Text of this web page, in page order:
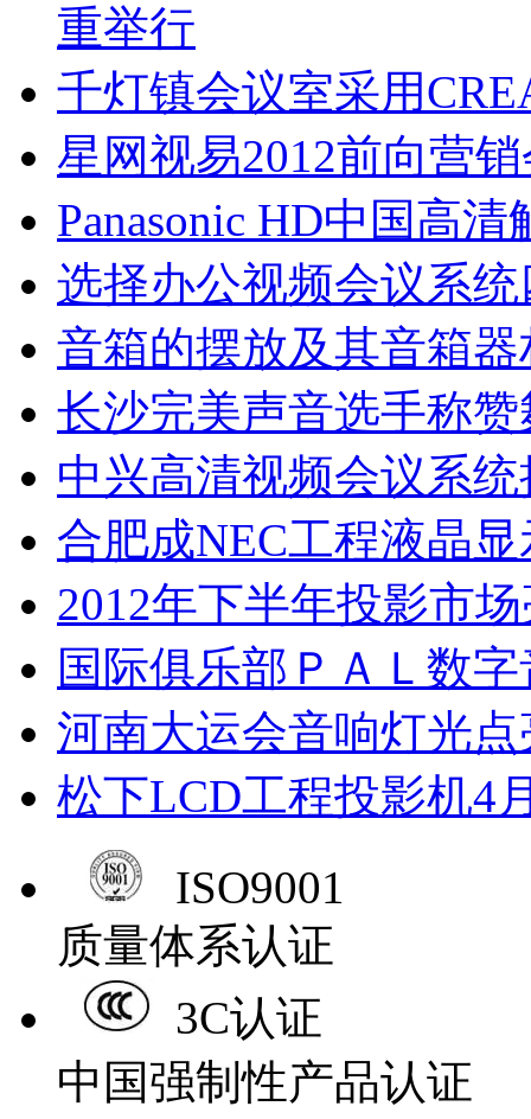
重举行
千灯镇会议室采用
星网视易2012前向营
Panasonic HD中国高
选择办公视频会议系
音箱的摆放及其音箱
长沙完美声音选手称
中兴高清视频会议系
合肥成NEC工程液晶
2012年下半年投影市
国际俱乐部ＰＡＬ数
河南大运会音响灯光
松下LCD工程投影机4
ISO9001
质量体系认证
3C认证
中国强制性产品认证